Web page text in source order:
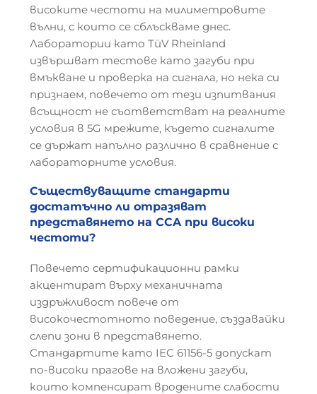
високите честоти на милиметровите
вълни, с които се сблъскваме днес.
Лаборатории като TüV Rheinland
извършват тестове като загуби при
вмъкване и проверка на сигнала, но нека си
признаем, повечето от тези изпитвания
всъщност не съответстват на реалните
условия в 5G мрежите, където сигналите
се държат напълно различно в сравнение с
лабораторните условия.
Съществуващите стандарти
достатъчно ли отразяват
представянето на CCA при високи
честоти?
Повечето сертификационни рамки
акцентират върху механичната
издръжливост повече от
високочестотното поведение, създавайки
слепи зони в представянето.
Стандартите като IEC 61156-5 допускат
по-високи прагове на вложени загуби,
които компенсират вродените слабости